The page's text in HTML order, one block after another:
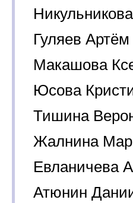
Гуляев Артём
Макашова
Юсова
Тишина
Жалнина
Евланичева
Атюнин